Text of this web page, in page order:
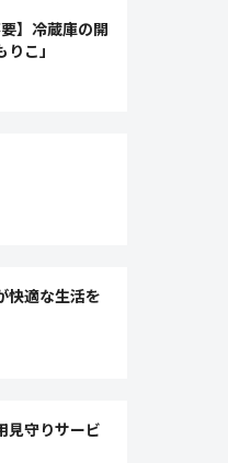
】冷蔵庫の開
こ」
快適な生活を
見守りサービ